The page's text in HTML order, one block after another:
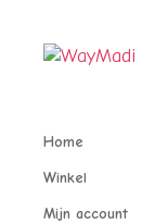
Home
Winkel
Mijn account